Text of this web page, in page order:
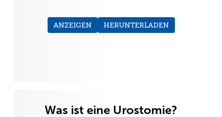
ANZEIGEN HERUNTERLADEN
Was ist eine Urostomie?